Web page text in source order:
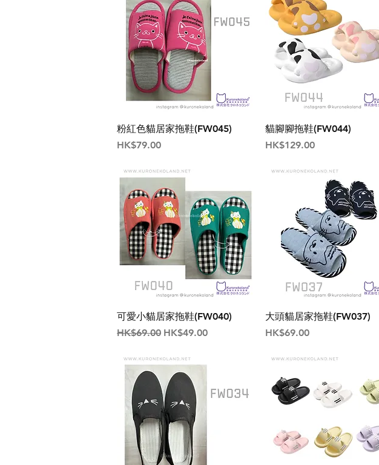
粉紅色貓居家拖鞋(FW045)
價格
HK$79.00
貓腳腳拖鞋(FW044)
價格
HK$129.00
可愛小貓居家拖鞋(FW040)
一般價格
HK$69.00 促銷價格
HK$49.00
大頭貓居家拖鞋(FW037)
價格
HK$69.00